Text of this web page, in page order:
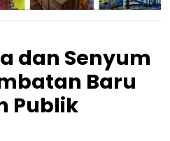
dan Senyum
Baru
Publik